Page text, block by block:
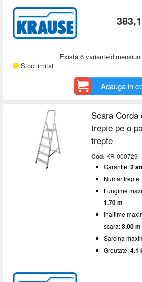
Exista 6 variante/
Stoc limitat
Adauga in
Scara Corda
trepte pe o
trepte
Cod: KR-000729
Garantie:2
Numar
Lungime
1.70 m
Inaltime
scara:3.00 m
Sarcina
Greutate:4.1